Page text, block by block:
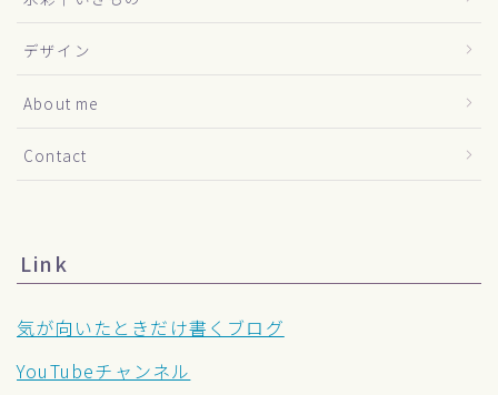
デザイン
About me
Contact
Link
気が向いたときだけ書くブログ
YouTubeチャンネル